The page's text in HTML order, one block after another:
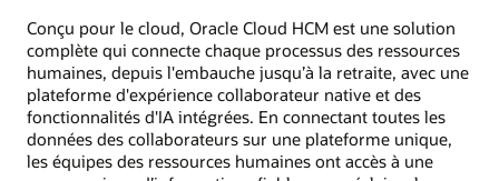
Conçu pour le cloud, Oracle Cloud HCM est une solution
complète qui connecte chaque processus des ressources
humaines, depuis l'embauche jusqu’à la retraite, avec une
plateforme d'expérience collaborateur native et des
fonctionnalités d'IA intégrées. En connectant toutes les
données des collaborateurs sur une plateforme unique,
les équipes des ressources humaines ont accès à une